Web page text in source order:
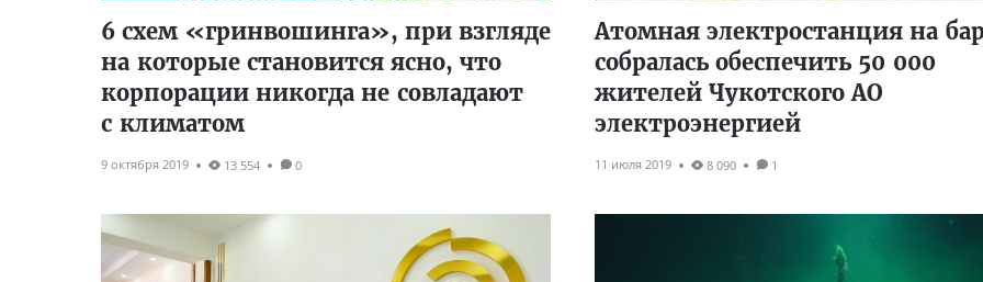
6 схем «гринвошинга», при взгляде
на которые становится ясно, что
корпорации никогда не совладают
с климатом
9 октября 2019 13 554 0
Атомная электростанция на
собралась обеспечить 50 000
жителей Чукотского АО
электроэнергией
11 июля 2019 8 090 1